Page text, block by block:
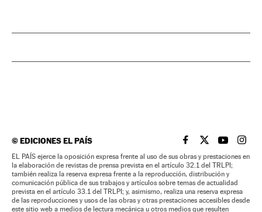
©EDICIONES EL PAÍS EL PAÍS BRASIL EN
EL PAÍSEL PAÍS
EL
EL PAÍS ejerce la oposición expresa frente al uso de sus obras y prestaciones en
la elaboración de revistas de prensa prevista en el artículo 32.1 del TRLPI;
también realiza la reserva expresa frente a la reproducción, distribución y
comunicación pública de sus trabajos y artículos sobre temas de actualidad
prevista en el artículo 33.1 del TRLPI; y, asimismo, realiza una reserva expresa
de las reproducciones y usos de las obras y otras prestaciones accesibles desde
este sitio web a medios de lectura mecánica u otros medios que resulten